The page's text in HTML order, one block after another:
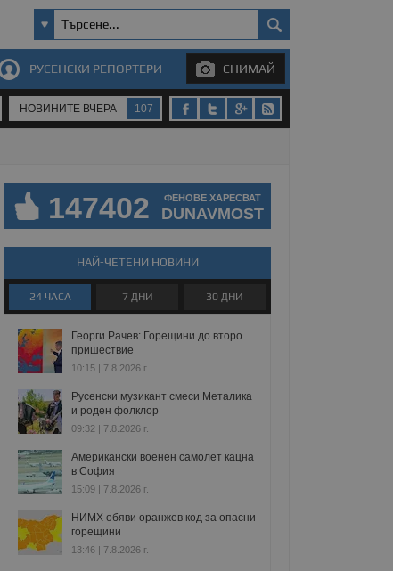
РУСЕНСКИ РЕПОРТЕРИ СНИМАЙ
НОВИНИТЕ ВЧЕРА 107
147402 ФЕНОВЕ ХАРЕСВАТ
DUNAVMOST
НАЙ-ЧЕТЕНИ НОВИНИ
24 ЧАСА 7 ДНИ 30 ДНИ
Георги Рачев: Горещини до второ
пришествие
10:15 | 7.8.2026 г.
Русенски музикант смеси Металика
и роден фолклор
09:32 | 7.8.2026 г.
Американски военен самолет кацна
в София
15:09 | 7.8.2026 г.
НИМХ обяви оранжев код за опасни
горещини
13:46 | 7.8.2026 г.